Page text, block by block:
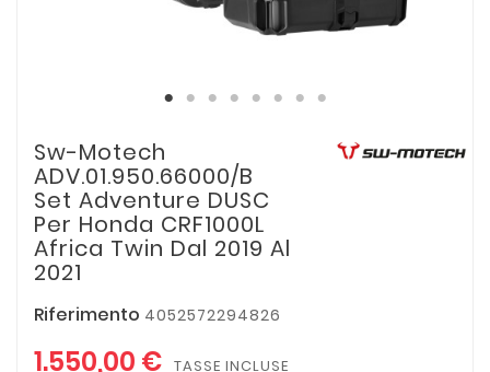
Sw-Motech
ADV.01.950.66000/B
Set Adventure DUSC
Per Honda CRF1000L
Africa Twin Dal 2019 Al
2021
Riferimento 4052572294826
1.550,00 € TASSE INCLUSE